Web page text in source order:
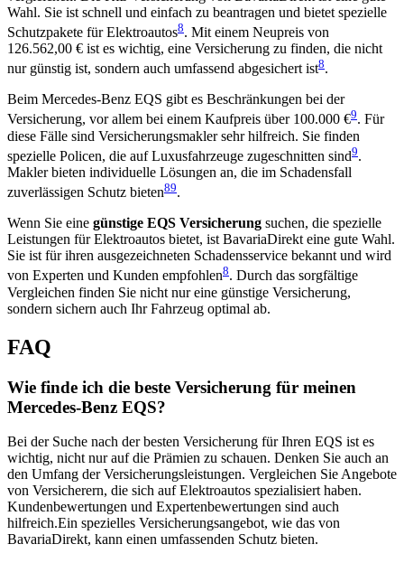
Wahl. Sie ist schnell und einfach zu beantragen und bietet spezielle
Schutzpakete für Elektroautos8. Mit einem Neupreis von
126.562,00 € ist es wichtig, eine Versicherung zu finden, die nicht
nur günstig ist, sondern auch umfassend abgesichert ist8.
Beim Mercedes-Benz EQS gibt es Beschränkungen bei der
Versicherung, vor allem bei einem Kaufpreis über 100.000 €9. Für
diese Fälle sind Versicherungsmakler sehr hilfreich. Sie finden
spezielle Policen, die auf Luxusfahrzeuge zugeschnitten sind9.
Makler bieten individuelle Lösungen an, die im Schadensfall
zuverlässigen Schutz bieten89.
Wenn Sie eine günstige EQS Versicherung suchen, die spezielle
Leistungen für Elektroautos bietet, ist BavariaDirekt eine gute Wahl.
Sie ist für ihren ausgezeichneten Schadensservice bekannt und wird
von Experten und Kunden empfohlen8. Durch das sorgfältige
Vergleichen finden Sie nicht nur eine günstige Versicherung,
sondern sichern auch Ihr Fahrzeug optimal ab.
FAQ
Wie finde ich die beste Versicherung für meinen
Mercedes-Benz EQS?
Bei der Suche nach der besten Versicherung für Ihren EQS ist es
wichtig, nicht nur auf die Prämien zu schauen. Denken Sie auch an
den Umfang der Versicherungsleistungen. Vergleichen Sie Angebote
von Versicherern, die sich auf Elektroautos spezialisiert haben.
Kundenbewertungen und Expertenbewertungen sind auch
hilfreich.Ein spezielles Versicherungsangebot, wie das von
BavariaDirekt, kann einen umfassenden Schutz bieten.